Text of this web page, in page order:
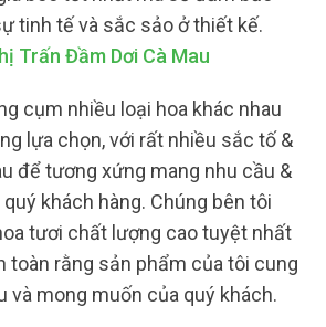
tinh tế và sắc sảo ở thiết kế.
Trấn Đầm Dơi Cà Mau
cụm nhiều loại hoa khác nhau
lựa chọn, với rất nhiều sắc tố &
để tương xứng mang nhu cầu &
khách hàng. Chúng bên tôi
tươi chất lượng cao tuyệt nhất
toàn rằng sản phẩm của tôi cung
và mong muốn của quý khách.